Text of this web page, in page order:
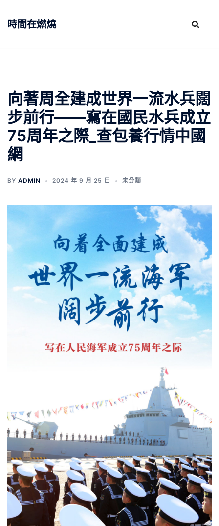
時間在燃燒
向著周全建成世界一流水兵闊
步前行——寫在國民水兵成立
75周年之際_查包養行情中國
網
BY ADMIN 2024 年 9 月 25 日 未分類